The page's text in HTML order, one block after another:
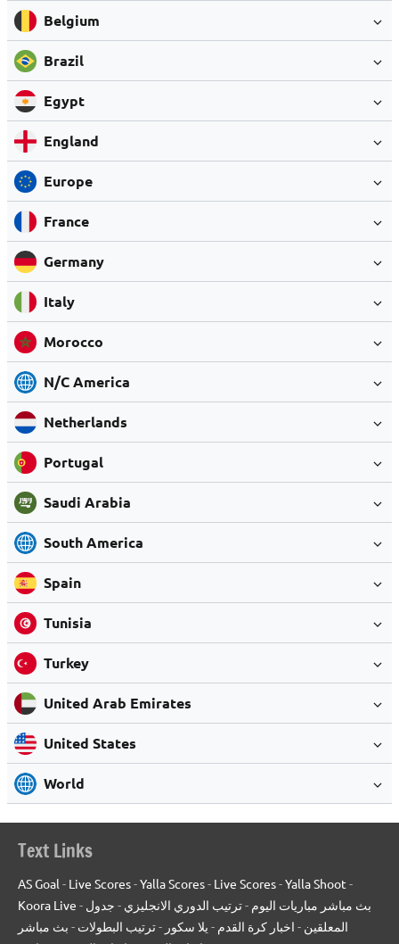
Belgium
Brazil
Egypt
England
Europe
France
Germany
Italy
Morocco
N/C America
Netherlands
Portugal
Saudi Arabia
South America
Spain
Tunisia
Turkey
United Arab Emirates
United States
World
Text Links
AS Goal - Live Scores-Yalla Scores- Live Scores-Yalla Shoot -
Koora Live - بث مباشر مباريات اليوم -ترتيب الدوري الانجليزي - جدول
المعلقين - اخبار كرة القدم - يلا سكور -ترتيب البطولات - بث مباشر